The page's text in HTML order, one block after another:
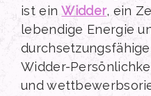
ist einWidder, ein
lebendige Energie
Widder-
und